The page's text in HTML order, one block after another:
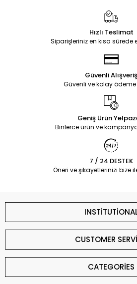
Hızlı Teslimat
Siparişleriniz en kısa sürede
Güvenli Alışveriş
Güvenli ve kolay
Geniş Ürün
Binlerce ürün ve
7 / 24 DESTEK
Öneri ve şikayetlerinizi bize
CUSTOMER
CATEGORİES